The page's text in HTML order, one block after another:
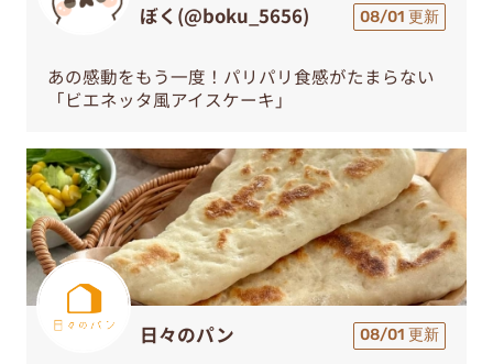
ぼく(@boku_5656) 08/01 更新
あの感動をもう一度！パリパリ食感がたまらない
「ビエネッタ風アイスケーキ」
日々のパン 08/01 更新